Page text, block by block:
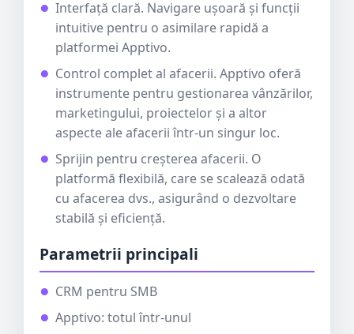
Interfață clară. Navigare ușoară și funcții
intuitive pentru o asimilare rapidă a
platformei Apptivo.
Control complet al afacerii. Apptivo oferă
instrumente pentru gestionarea vânzărilor,
marketingului, proiectelor și a altor
aspecte ale afacerii într-un singur loc.
Sprijin pentru creșterea afacerii. O
platformă flexibilă, care se scalează odată
cu afacerea dvs., asigurând o dezvoltare
stabilă și eficiență.
Parametrii principali
CRM pentru SMB
Apptivo: totul într-unul